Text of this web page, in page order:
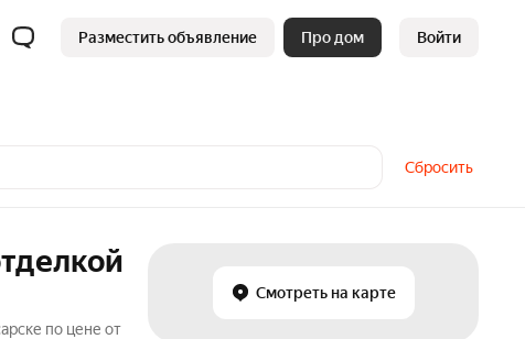
Разместить объявление Про дом Войти
Сбросить
по цене от
Смотреть на карте